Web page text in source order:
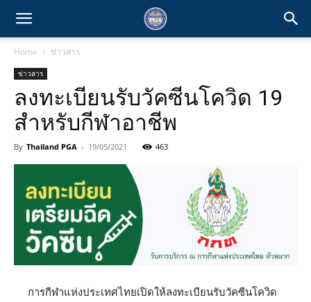
Home ข่าวสาร
ข่าวสาร
ลงทะเบียนรับวัคซีนโควิด 19
สำหรับกีฬาอาชีพ
By Thailand PGA - 19/05/2021 463
การกีฬาแห่งประเทศไทยเปิดให้ลงทะเบียนรับวัคซีนโควิด